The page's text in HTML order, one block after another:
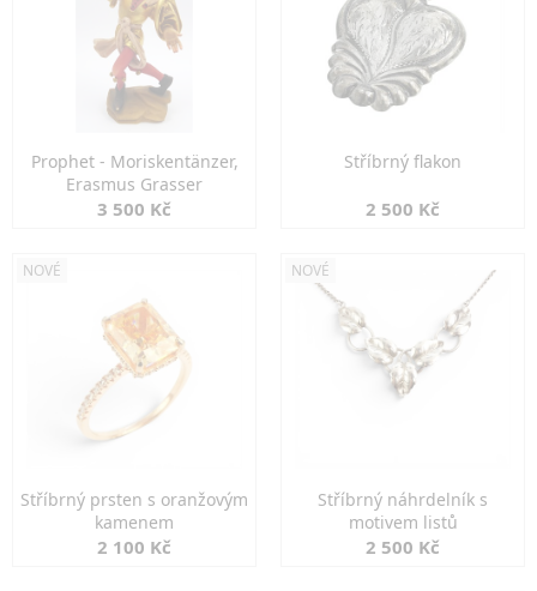
Prophet - Moriskentänzer,
Erasmus Grasser
3 500 Kč
Stříbrný flakon
2 500 Kč
NOVÉ
Stříbrný prsten s oranžovým
kamenem
2 100 Kč
NOVÉ
Stříbrný náhrdelník s
motivem listů
2 500 Kč